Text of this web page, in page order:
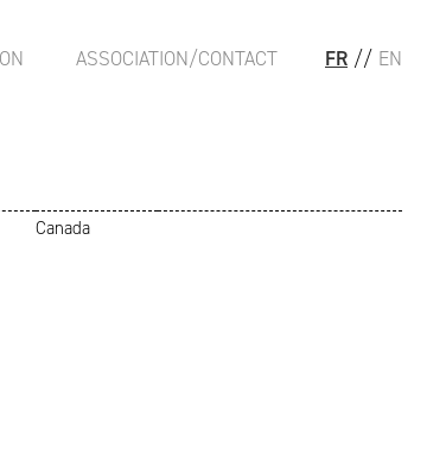
FR // EN
ASSOCIATION/CONTACT
Canada